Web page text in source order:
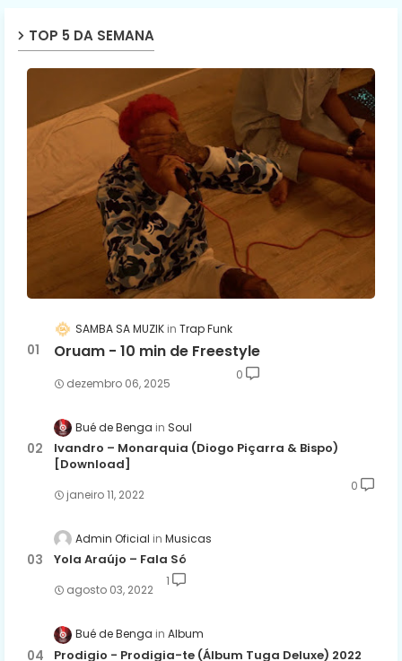
TOP 5 DA SEMANA
SAMBA SA MUZIK Trap Funk
Oruam - 10 min de Freestyle
dezembro 06, 2025
0
Bué de Benga Soul
Ivandro – Monarquia (Diogo Piçarra & Bispo)
[Download]
janeiro 11, 2022
0
Admin Oficial Musicas
Yola Araújo – Fala Só
agosto 03, 2022
1
Bué de Benga Album
Prodigio - Prodigia-te (Álbum Tuga Deluxe) 2022